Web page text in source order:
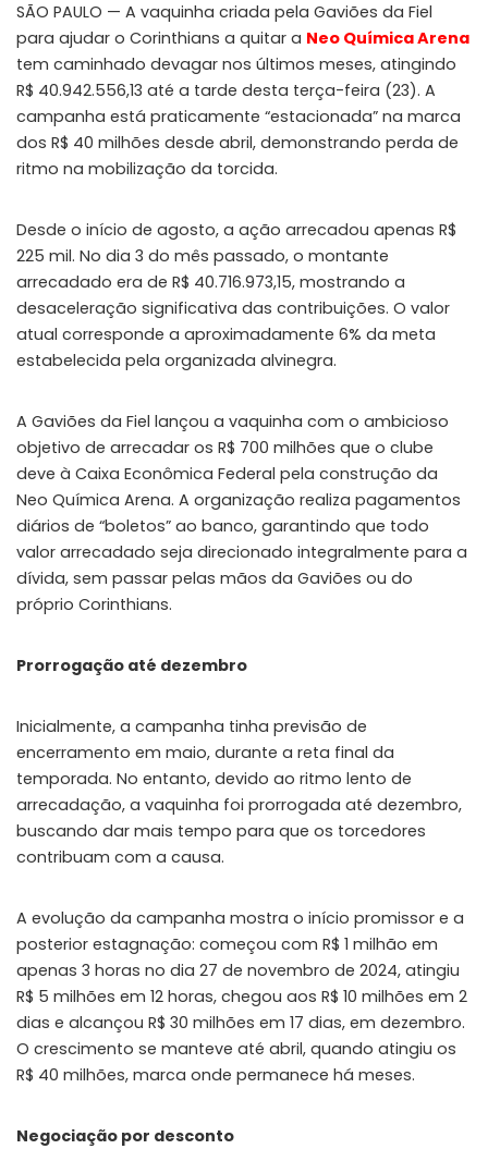
SÃO PAULO — A vaquinha criada pela Gaviões da Fiel
para ajudar o Corinthians a quitar a Neo Química Arena
tem caminhado devagar nos últimos meses, atingindo
R$ 40.942.556,13 até a tarde desta terça-feira (23). A
campanha está praticamente “estacionada” na marca
dos R$ 40 milhões desde abril, demonstrando perda de
ritmo na mobilização da torcida.
Desde o início de agosto, a ação arrecadou apenas R$
225 mil. No dia 3 do mês passado, o montante
arrecadado era de R$ 40.716.973,15, mostrando a
desaceleração significativa das contribuições. O valor
atual corresponde a aproximadamente 6% da meta
estabelecida pela organizada alvinegra.
A Gaviões da Fiel lançou a vaquinha com o ambicioso
objetivo de arrecadar os R$ 700 milhões que o clube
deve à Caixa Econômica Federal pela construção da
Neo Química Arena. A organização realiza pagamentos
diários de “boletos” ao banco, garantindo que todo
valor arrecadado seja direcionado integralmente para a
dívida, sem passar pelas mãos da Gaviões ou do
próprio Corinthians.
Prorrogação até dezembro
Inicialmente, a campanha tinha previsão de
encerramento em maio, durante a reta final da
temporada. No entanto, devido ao ritmo lento de
arrecadação, a vaquinha foi prorrogada até dezembro,
buscando dar mais tempo para que os torcedores
contribuam com a causa.
A evolução da campanha mostra o início promissor e a
posterior estagnação: começou com R$ 1 milhão em
apenas 3 horas no dia 27 de novembro de 2024, atingiu
R$ 5 milhões em 12 horas, chegou aos R$ 10 milhões em 2
dias e alcançou R$ 30 milhões em 17 dias, em dezembro.
O crescimento se manteve até abril, quando atingiu os
R$ 40 milhões, marca onde permanece há meses.
Negociação por desconto